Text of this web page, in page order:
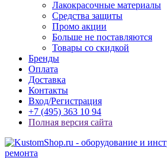
Лакокрасочные материалы
Средства защиты
Промо акции
Больше не поставляются
Товары со скидкой
Бренды
Оплата
Доставка
Контакты
Вход/Регистрация
+7 (495) 363 10 94
Полная версия сайта